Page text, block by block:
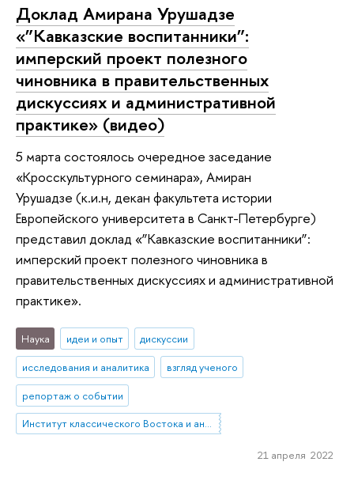
Доклад Амирана Урушадзе
«”Кавказские воспитанники”:
имперский проект полезного
чиновника в правительственных
дискуссиях и административной
практике» (видео)
5 марта состоялось очередное заседание
«Кросскультурного семинара», Амиран
Урушадзе (к.и.н, декан факультета истории
Европейского университета в Санкт-Петербурге)
представил доклад «”Кавказские воспитанники”:
имперский проект полезного чиновника в
правительственных дискуссиях и административной
практике».
Наука идеи и опыт
дискуссии
исследования и аналитика
взгляд ученого
репортаж о событии
Институт классического Востока и античности
21 апреля 2022